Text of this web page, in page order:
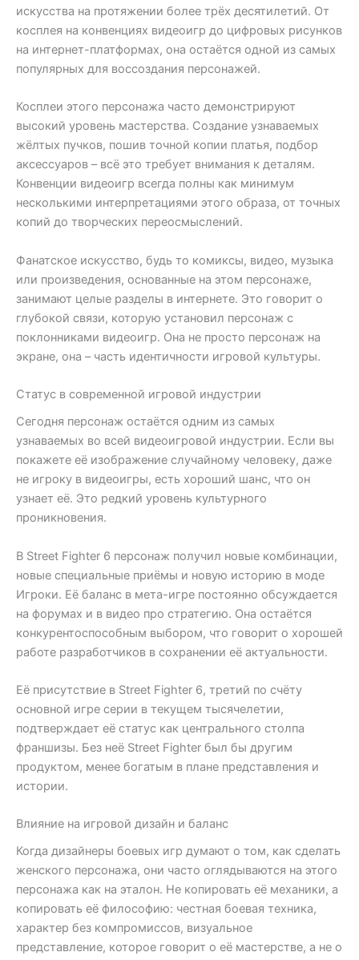
искусства на протяжении более трёх десятилетий. От
косплея на конвенциях видеоигр до цифровых рисунков
на интернет-платформах, она остаётся одной из самых
популярных для воссоздания персонажей.
Косплеи этого персонажа часто демонстрируют
высокий уровень мастерства. Создание узнаваемых
жёлтых пучков, пошив точной копии платья, подбор
аксессуаров – всё это требует внимания к деталям.
Конвенции видеоигр всегда полны как минимум
несколькими интерпретациями этого образа, от точных
копий до творческих переосмыслений.
Фанатское искусство, будь то комиксы, видео, музыка
или произведения, основанные на этом персонаже,
занимают целые разделы в интернете. Это говорит о
глубокой связи, которую установил персонаж с
поклонниками видеоигр. Она не просто персонаж на
экране, она – часть идентичности игровой культуры.
Статус в современной игровой индустрии
Сегодня персонаж остаётся одним из самых
узнаваемых во всей видеоигровой индустрии. Если вы
покажете её изображение случайному человеку, даже
не игроку в видеоигры, есть хороший шанс, что он
узнает её. Это редкий уровень культурного
проникновения.
В Street Fighter 6 персонаж получил новые комбинации,
новые специальные приёмы и новую историю в моде
Игроки. Её баланс в мета-игре постоянно обсуждается
на форумах и в видео про стратегию. Она остаётся
конкурентоспособным выбором, что говорит о хорошей
работе разработчиков в сохранении её актуальности.
Её присутствие в Street Fighter 6, третий по счёту
основной игре серии в текущем тысячелетии,
подтверждает её статус как центрального столпа
франшизы. Без неё Street Fighter был бы другим
продуктом, менее богатым в плане представления и
истории.
Влияние на игровой дизайн и баланс
Когда дизайнеры боевых игр думают о том, как сделать
женского персонажа, они часто оглядываются на этого
персонажа как на эталон. Не копировать её механики, а
копировать её философию: честная боевая техника,
характер без компромиссов, визуальное
представление, которое говорит о её мастерстве, а не о